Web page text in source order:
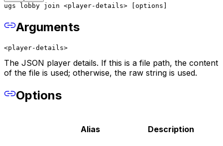
ugs lobby join <player-details> [options]
Arguments
<player-details>
The JSON player details. If this is a file path, the content
of the file is used; otherwise, the raw string is used.
Options
Alias Description